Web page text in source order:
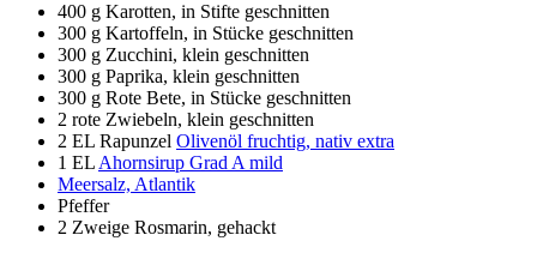
400 g Karotten, in Stifte geschnitten
300 g Kartoffeln, in Stücke geschnitten
300 g Zucchini, klein geschnitten
300 g Paprika, klein geschnitten
300 g Rote Bete, in Stücke geschnitten
2 rote Zwiebeln, klein geschnitten
2 EL Rapunzel Olivenöl fruchtig, nativ extra
1 EL Ahornsirup Grad A mild
Meersalz, Atlantik
Pfeffer
2 Zweige Rosmarin, gehackt